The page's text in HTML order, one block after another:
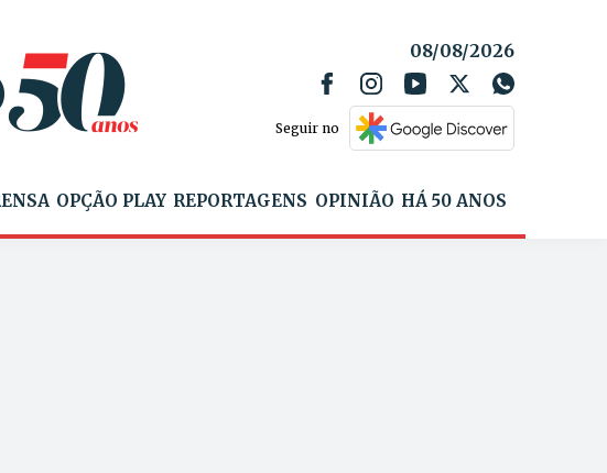
08/08/2026
Seguir no
OPÇÃO PLAY REPORTAGENS OPINIÃO HÁ 50 ANOS